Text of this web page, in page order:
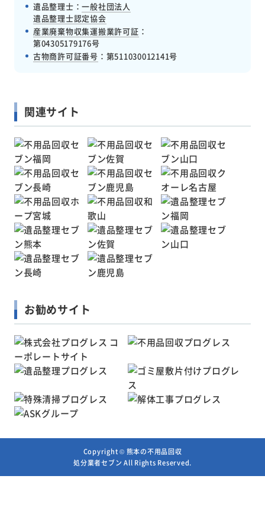
遺品整理士：一般社団法人
遺品整理士認定協会
産業廃棄物収集運搬業許可証 ：
第04305179176号
古物商許可証番号 ： 第511030012141号
関連サイト
お勧めサイト
Copyright © 熊本の不用品回収
処分業者セブン All Rights Reserved.